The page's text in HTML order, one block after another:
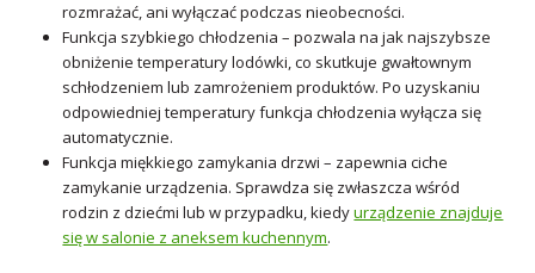
rozmrażać, ani wyłączać podczas nieobecności.
Funkcja szybkiego chłodzenia – pozwala na jak najszybsze
obniżenie temperatury lodówki, co skutkuje gwałtownym
schłodzeniem lub zamrożeniem produktów. Po uzyskaniu
odpowiedniej temperatury funkcja chłodzenia wyłącza się
automatycznie.
Funkcja miękkiego zamykania drzwi – zapewnia ciche
zamykanie urządzenia. Sprawdza się zwłaszcza wśród
rodzin z dziećmi lub w przypadku, kiedyurządzenie znajduje
się w salonie z aneksem kuchennym.